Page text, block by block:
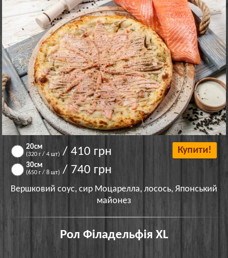
20см
(320 г / 4 шт) / 410 грн
30см
(650 г / 8 шт) / 740 грн
Купити!
Вершковий соус, сир Моцарелла, лосось, Японський
майонез
Рол Філадельфія XL